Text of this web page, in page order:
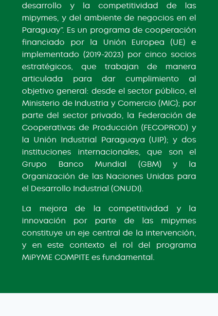
desarrollo y la competitividad de las
mipymes, y del ambiente de negocios en el
Paraguay”. Es un programa de cooperación
financiado por la Unión Europea (UE) e
implementado (2019-2023) por cinco socios
estratégicos, que trabajan de manera
articulada para dar cumplimiento al
objetivo general: desde el sector público, el
Ministerio de Industria y Comercio (MIC); por
parte del sector privado, la Federación de
Cooperativas de Producción (FECOPROD) y
la Unión Industrial Paraguaya (UIP); y dos
instituciones internacionales, que son el
Grupo Banco Mundial (GBM) y la
Organización de las Naciones Unidas para
el Desarrollo Industrial (ONUDI).
La mejora de la competitividad y la
innovación por parte de las mipymes
constituye un eje central de la intervención,
y en este contexto el rol del programa
MiPYME COMPITE es fundamental.